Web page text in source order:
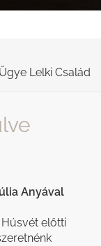
Lelki Család
Anyával
előtti